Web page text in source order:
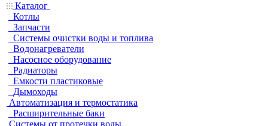
Каталог
Котлы
Запчасти
Системы очистки воды и топлива
Водонагреватели
Насосное оборудование
Радиаторы
Емкости пластиковые
Дымоходы
Автоматизация и термостатика
Расширительные баки
Системы от протечки воды